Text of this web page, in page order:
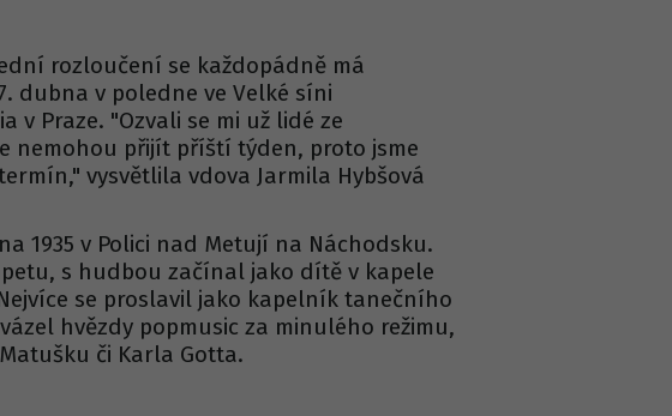
rozloučení se každopádně má
dubna v poledne ve Velké síni
v Praze. "Ozvali se mi už lidé ze
nemohou přijít příští týden, proto jsme
vysvětlila vdova Jarmila Hybšová
1935 v Polici nad Metují na Náchodsku.
s hudbou začínal jako dítě v kapele
se proslavil jako kapelník tanečního
hvězdy popmusic za minulého režimu,
či Karla Gotta.